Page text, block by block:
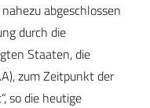
abgeschlossen
durch die
Staaten, die
zum Zeitpunkt der
so die heutige